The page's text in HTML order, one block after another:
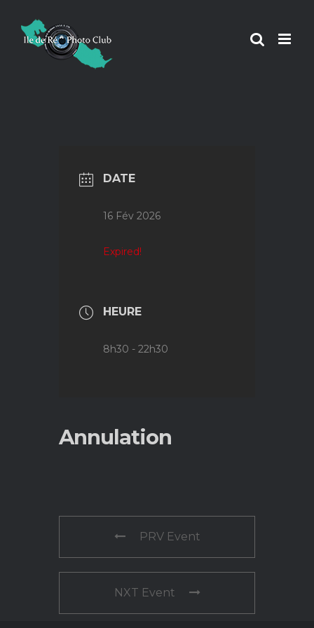
DATE
16 Fév 2026
Expired!
HEURE
8h30 - 22h30
Annulation
PRV Event
NXT Event